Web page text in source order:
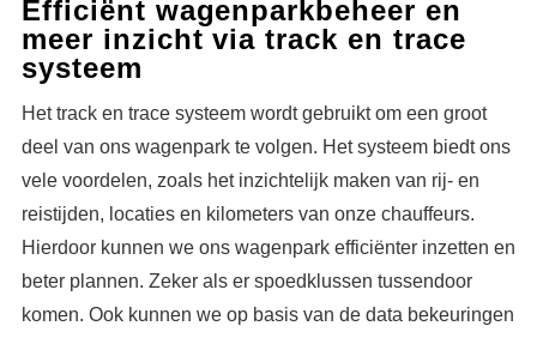
Efficiënt wagenparkbeheer en
meer inzicht via track en trace
systeem
Het track en trace systeem wordt gebruikt om een groot
deel van ons wagenpark te volgen. Het systeem biedt ons
vele voordelen, zoals het inzichtelijk maken van rij- en
reistijden, locaties en kilometers van onze chauffeurs.
Hierdoor kunnen we ons wagenpark efficiënter inzetten en
beter plannen. Zeker als er spoedklussen tussendoor
komen. Ook kunnen we op basis van de data bekeuringen